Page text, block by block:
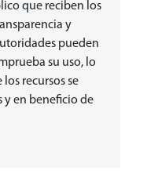
que reciben los
y
pueden
su uso, lo
recursos se
y en beneficio de